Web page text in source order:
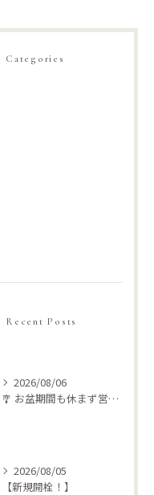
Categories
Recent Posts
2026/08/06
🎐 お盆期間も休まず営業します！ 🍺🥩
2026/08/05
【新規開栓！】